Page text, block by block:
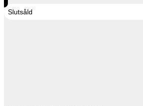
Slutsåld